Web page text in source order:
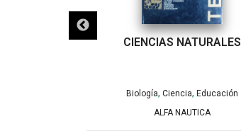
CIENCIAS NATURALES
Biología, Ciencia, Educación
ALFA NAUTICA